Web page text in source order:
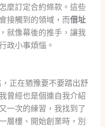
麼訂定合約條款。這些
接觸到的領域，而借址
就像幕後的推手，讓我
政小事煩惱。
正在猶豫要不要踏出舒
曾經也是個連自我介紹
一次的練習，我找到了
層樓、開始創業時，別